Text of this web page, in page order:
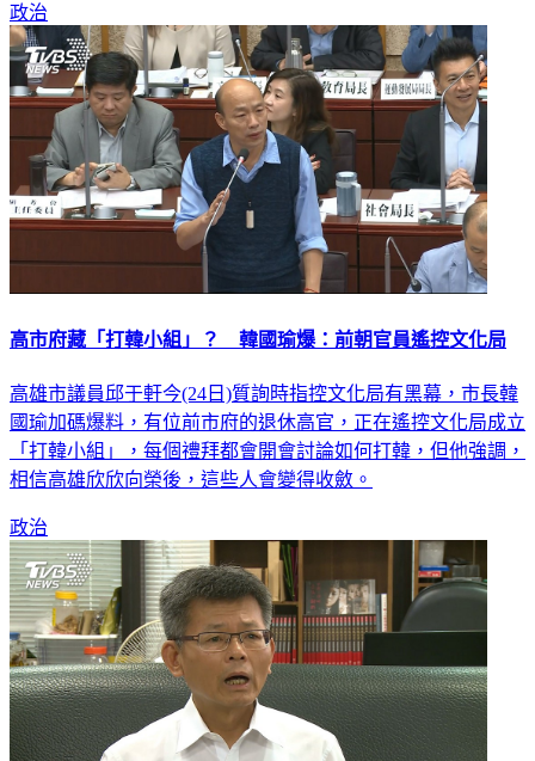
政治
高市府藏「打韓小組」？ 韓國瑜爆：前朝官員遙控文化局
高雄市議員邱于軒今(24日)質詢時指控文化局有黑幕，市長韓
國瑜加碼爆料，有位前市府的退休高官，正在遙控文化局成立
「打韓小組」，每個禮拜都會開會討論如何打韓，但他強調，
相信高雄欣欣向榮後，這些人會變得收斂。
政治